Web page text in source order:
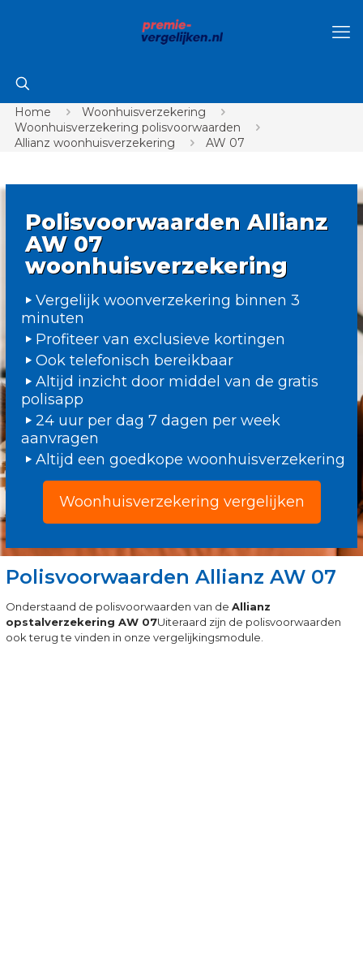
Home
Woonhuisverzekering
Woonhuisverzekering polisvoorwaarden
Allianz woonhuisverzekering
AW 07
Polisvoorwaarden Allianz
AW 07
woonhuisverzekering
Vergelijk woonverzekering binnen 3
minuten
Profiteer van exclusieve kortingen
Ook telefonisch bereikbaar
Altijd inzicht door middel van de gratis
polisapp
24 uur per dag 7 dagen per week
aanvragen
Altijd een goedkope woonhuisverzekering
Woonhuisverzekering vergelijken
Polisvoorwaarden Allianz AW 07
Onderstaand de polisvoorwaarden van de Allianz
opstalverzekering AW 07Uiteraard zijn de polisvoorwaarden
ook terug te vinden in onze vergelijkingsmodule.